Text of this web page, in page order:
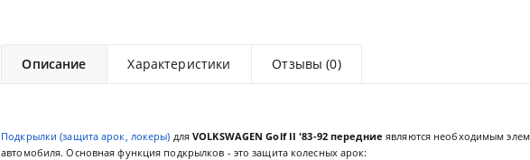
Описание Характеристики Отзывы (0)
Подкрылки (защита арок, локеры) дляVOLKSWAGEN Golf II '83-92 передние являются необходимым
автомобиля. Основная функция подкрылков - это защита колесных арок: